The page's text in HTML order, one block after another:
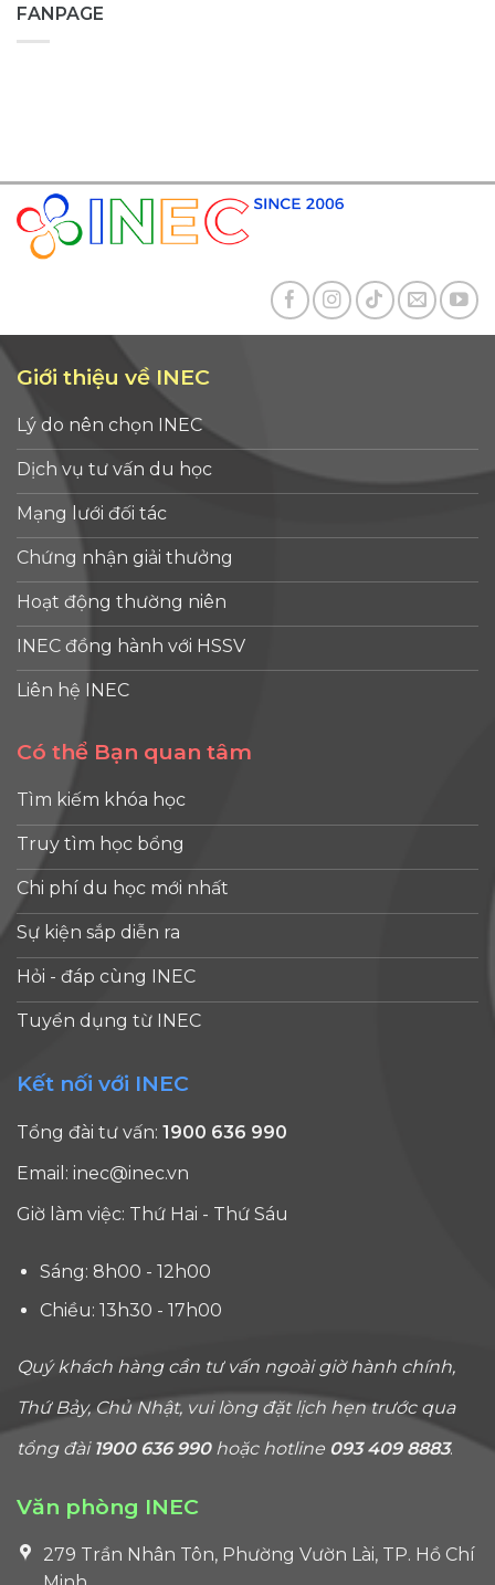
FANPAGE
Giới thiệu về INEC
Lý do nên chọn INEC
Dịch vụ tư vấn du học
Mạng lưới đối tác
Chứng nhận giải thưởng
Hoạt động thường niên
INEC đồng hành với HSSV
Liên hệ INEC
Có thể Bạn quan tâm
Tìm kiếm khóa học
Truy tìm học bổng
Chi phí du học mới nhất
Sự kiện sắp diễn ra
Hỏi - đáp cùng INEC
Tuyển dụng từ INEC
Kết nối với INEC
Tổng đài tư vấn: 1900 636 990
Email: inec@inec.vn
Giờ làm việc: Thứ Hai - Thứ Sáu
Sáng: 8h00 - 12h00
Chiều: 13h30 - 17h00
Quý khách hàng cần tư vấn ngoài giờ hành chính,
Thứ Bảy, Chủ Nhật, vui lòng đặt lịch hẹn trước qua
tổng đài 1900 636 990hoặc hotline 093 409 8883.
Văn phòng INEC
279 Trần Nhân Tôn, Phường Vườn Lài, TP. Hồ Chí